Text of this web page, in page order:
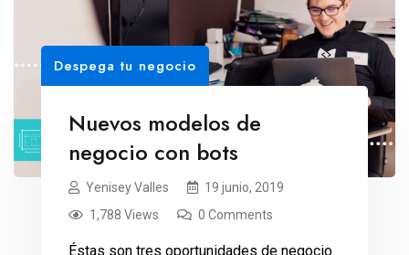
Despega tu negocio
Nuevos modelos de
negocio con bots
Yenisey Valles
19 junio, 2019
1,788 Views
0 Comments
Éstas son tres oportunidades de negocio